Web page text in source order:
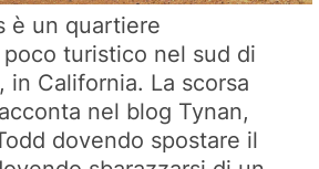
è un quartiere
turistico nel sud di
in California. La scorsa
nel blog Tynan,
dovendo spostare il